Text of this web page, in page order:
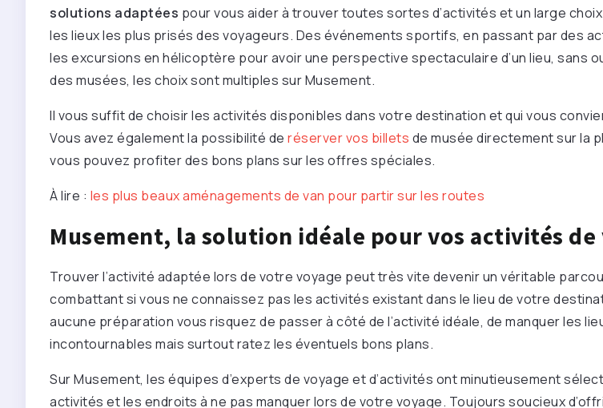
solutions adaptées pour vous aider à trouver toutes sortes d’activités et un large
les lieux les plus prisés des voyageurs. Des événements sportifs, en passant par des
les excursions en hélicoptère pour avoir une perspective spectaculaire d’un lieu, sans
des musées, les choix sont multiples sur Musement.
Il vous suffit de choisir les activités disponibles dans votre destination et qui vous
Vous avez également la possibilité de réserver vos billets de musée directement sur la
vous pouvez profiter des bons plans sur les offres spéciales.
À lire : les plus beaux aménagements de van pour partir sur les routes
Musement, la solution idéale pour vos activités de
Trouver l’activité adaptée lors de votre voyage peut très vite devenir un véritable
combattant si vous ne connaissez pas les activités existant dans le lieu de votre
aucune préparation vous risquez de passer à côté de l’activité idéale, de manquer les
incontournables mais surtout ratez les éventuels bons plans.
Sur Musement, les équipes d’experts de voyage et d’activités ont minutieusement
activités et les endroits à ne pas manquer lors de votre voyage. Toujours soucieux